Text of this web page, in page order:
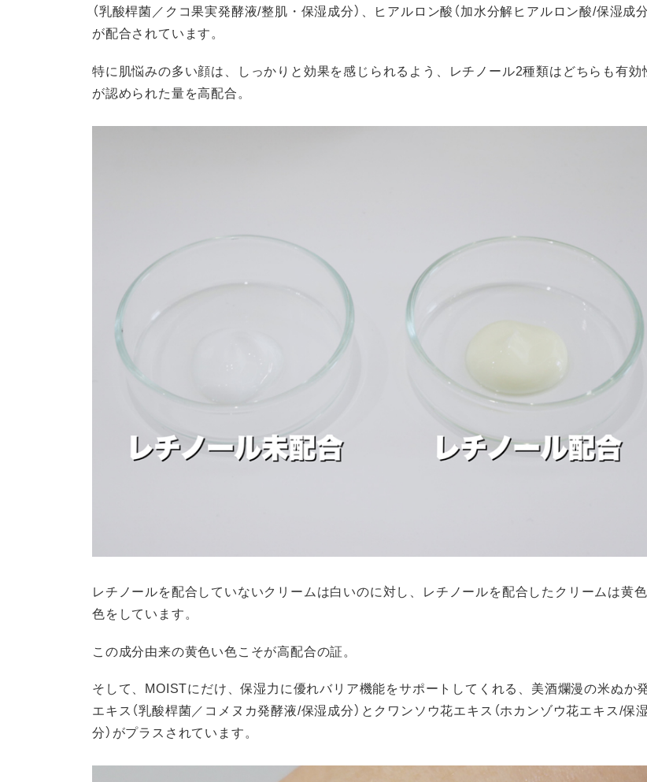
（乳酸桿菌／クコ果実発酵液/整肌・保湿成分）、ヒアルロン酸（加水分解ヒアルロン酸/保湿成分
が配合されています。
特に肌悩みの多い顔は、しっかりと効果を感じられるよう、レチノール2種類はどちらも有効
が認められた量を高配合。
レチノールを配合していないクリームは白いのに対し、レチノールを配合したクリームは黄
色をしています。
この成分由来の黄色い色こそが高配合の証。
そして、MOISTにだけ、保湿力に優れバリア機能をサポートしてくれる、美酒爛漫の米ぬか
エキス（乳酸桿菌／コメヌカ発酵液/保湿成分）とクワンソウ花エキス（ホカンゾウ花エキス/保
分）がプラスされています。